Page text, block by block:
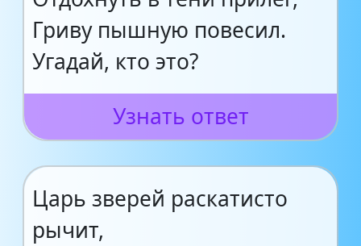
Гриву пышную повесил.
Угадай, кто это?
Узнать ответ
Царь зверей раскатисто
рычит,